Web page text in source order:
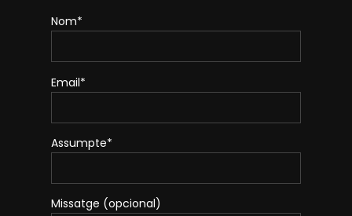
Nom*
Email*
Assumpte*
Missatge (opcional)